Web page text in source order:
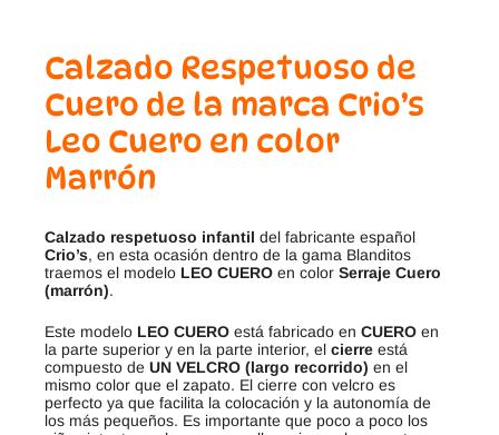
Calzado Respetuoso de
Cuero de la marca Crio’s
Leo Cuero en color
Marrón
Calzado respetuoso infantil del fabricante español
Crio’s, en esta ocasión dentro de la gama Blanditos
traemos el modelo LEO CUERO en color Serraje Cuero
(marrón).
Este modelo LEO CUERO está fabricado en CUERO en
la parte superior y en la parte interior, el cierre está
compuesto de UN VELCRO (largo recorrido) en el
mismo color que el zapato. El cierre con velcro es
perfecto ya que facilita la colocación y la autonomía de
los más pequeños. Es importante que poco a poco los